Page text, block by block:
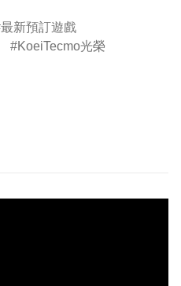
最新預訂遊戲
KoeiTecmo光榮